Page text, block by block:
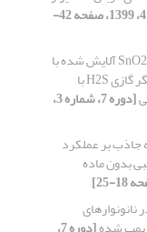
[دوره 7، شماره 4، 1399، صفحه 42-
استفاده از نانوذرات و نانومیله SnO2 آلایش شده با
نقره در طراحی، ساخت و افزایش حساسیت حسگر گازی H2S با
[دوره 7، شماره 3،
جاذب بر عملکرد
بدون ماده